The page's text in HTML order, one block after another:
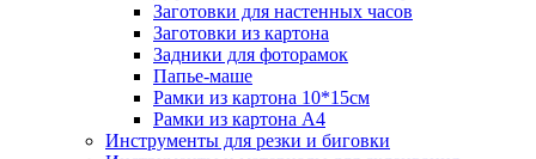
Заготовки для настенных часов
Заготовки из картона
Задники для фоторамок
Папье-маше
Рамки из картона 10*15см
Рамки из картона А4
Инструменты для резки и биговки